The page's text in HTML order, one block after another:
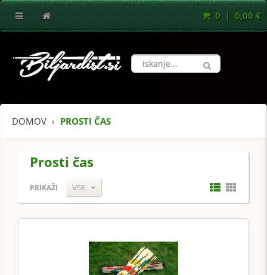
0 | 0,00 €
DOMOV PROSTI ČAS
Prosti čas
PRIKAŽI VSE